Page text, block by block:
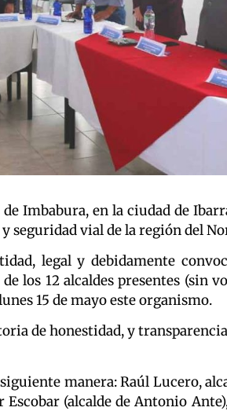
Imbabura, en la ciudad de
vial de la región del
legal y debidamente
los 12 alcaldes presentes (sin
15 de mayo este organismo.
de honestidad, y
manera: Raúl Lucero,
(alcalde de Antonio